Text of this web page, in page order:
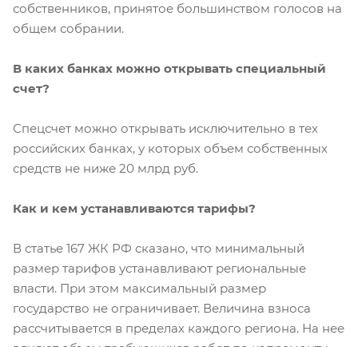
собственников, принятое большинством голосов на
общем собрании.
В каких банках можно открывать специальный
счет?
Спецсчет можно открывать исключительно в тех
российских банках, у которых объем собственных
средств не ниже 20 млрд руб.
Как и кем устанавливаются тарифы?
В статье 167 ЖК РФ сказано, что минимальный
размер тарифов устанавливают региональные
власти. При этом максимальный размер
государство не ограничивает. Величина взноса
рассчитывается в пределах каждого региона. На нее